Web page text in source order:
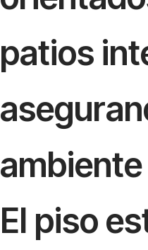
patios
El piso